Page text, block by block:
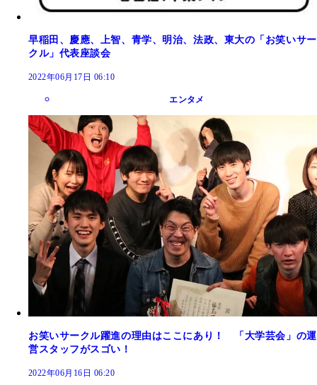
早稲田、慶應、上智、青学、明治、法政、東大の「お笑いサー
クル」代表座談会
2022年06月17日 06:10
エンタメ
お笑いサークル躍進の理由はここにあり！ 「大学芸会」の運
営スタッフがスゴい！
2022年06月16日 06:20